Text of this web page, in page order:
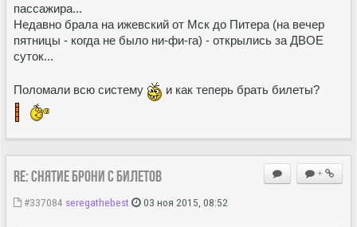
пассажира...
Недавно брала на ижевский от Мск до Питера (на вечер
пятницы - когда не было ни-фи-га) - открылись за ДВОЕ
суток...
Поломали всю систему и как теперь брать билеты?
+
Re: Снятие брони с билетов
#337084 seregathebest 03 ноя 2015, 08:52